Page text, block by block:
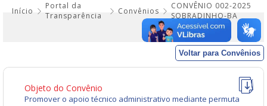
Início
Portal da
Transparência
Convênios
CONVÊNIO 002-2025
SOBRADINHO-BA
Voltar para Convênios
Objeto do Convênio
Promover o apoio técnico administrativo mediante permuta